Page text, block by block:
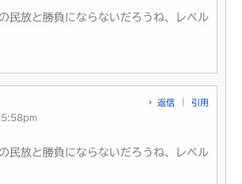
民放と勝負にならないだろうね、レベル
5:58pm
返信 引用
民放と勝負にならないだろうね、レベル